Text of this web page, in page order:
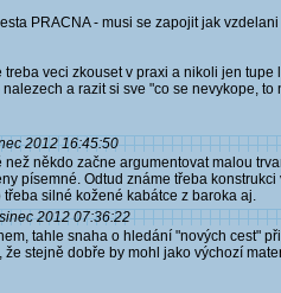
PRACNA - musi se zapojit jak
treba veci zkouset v praxi a nikoli jen
a razit si sve "co se nevykope, to
2012 16:45:50
než někdo začne argumentovat malou
písemné. Odtud známe třeba
třeba silné kožené kabátce z baroka aj.
2012 07:36:22
tahle snaha o hledání "nových cest"
že stejně dobře by mohl jako výchozí